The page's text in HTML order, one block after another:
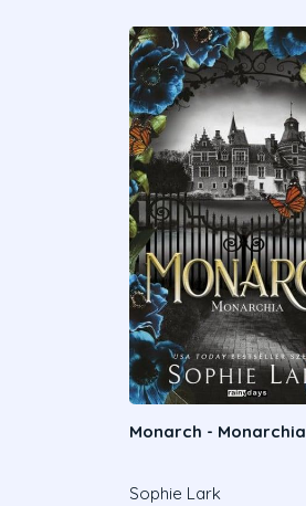
Monarch - Monarchia
Sophie Lark